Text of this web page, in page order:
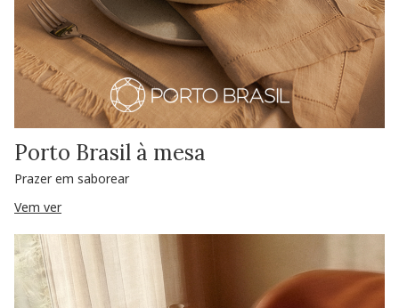
Porto Brasil à mesa
Prazer em saborear
Vem ver